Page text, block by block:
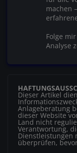
machen
Folge
Analyse
Dieser Artikel
Anlageberatung
dieser Website
Land nicht
Verantwortung,
Dienstleistungen
überprüfen,